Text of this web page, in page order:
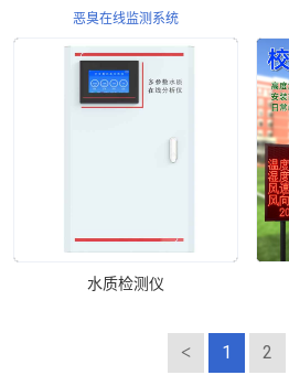
恶臭在线监测系统
水质检测仪
1 2